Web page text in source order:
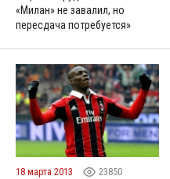
«Милан» не завалил, но
пересдача потребуется»
18 марта 2013 23850